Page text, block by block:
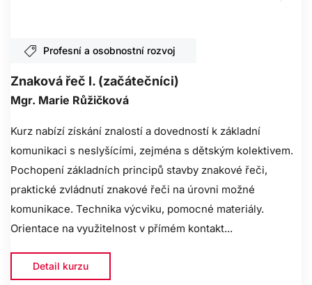
Profesní a osobnostní rozvoj
Znaková řeč I. (začátečníci)
Mgr. Marie Růžičková
Kurz nabízí získání znalostí a dovedností k základní
komunikaci s neslyšícími, zejména s dětským kolektivem.
Pochopení základních principů stavby znakové řeči,
praktické zvládnutí znakové řeči na úrovni možné
komunikace. Technika výcviku, pomocné materiály.
Orientace na využitelnost v přímém kontakt...
Detail kurzu